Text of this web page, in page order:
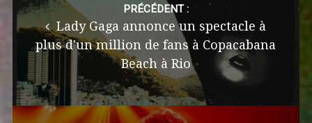
navigation
PRÉCÉDENT :
Lady Gaga annonce un spectacle à
plus d'un million de fans à Copacabana
Beach à Rio